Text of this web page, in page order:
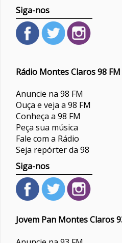
Siga-nos
Rádio Montes Claros 98 FM
Anuncie na 98 FM
Ouça e veja a 98 FM
Conheça a 98 FM
Peça sua música
Fale com a Rádio
Seja repórter da 98
Siga-nos
Jovem Pan Montes Claros